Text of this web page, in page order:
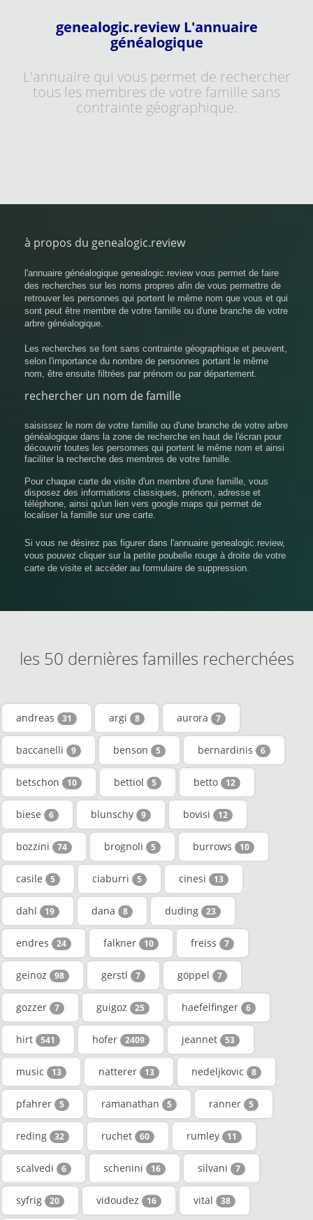
genealogic.review L'annuaire
généalogique
L'annuaire qui vous permet de rechercher
tous les membres de votre famille sans
contrainte géographique.
à propos du genealogic.review
l'annuaire généalogique genealogic.review vous permet de faire
des recherches sur les noms propres afin de vous permettre de
retrouver les personnes qui portent le même nom que vous et qui
sont peut être membre de votre famille ou d'une branche de votre
arbre généalogique.
Les recherches se font sans contrainte géographique et peuvent,
selon l'importance du nombre de personnes portant le même
nom, être ensuite filtrées par prénom ou par département.
rechercher un nom de famille
saisissez le nom de votre famille ou d'une branche de votre arbre
généalogique dans la zone de recherche en haut de l'écran pour
découvrir toutes les personnes qui portent le même nom et ainsi
faciliter la recherche des membres de votre famille.
Pour chaque carte de visite d'un membre d'une famille, vous
disposez des informations classiques, prénom, adresse et
téléphone, ainsi qu'un lien vers google maps qui permet de
localiser la famille sur une carte.
Si vous ne désirez pas figurer dans l'annuaire genealogic.review,
vous pouvez cliquer sur la petite poubelle rouge à droite de votre
carte de visite et accéder au formulaire de suppression.
les 50 dernières familles recherchées
andreas 31 argi 8 aurora 7
baccanelli 9 benson 5 bernardinis 6
betschon 10 bettiol 5 betto 12
biese 6 blunschy 9 bovisi 12
bozzini 74 brognoli 5 burrows 10
casile 5 ciaburri 5 cinesi 13
dahl 19 dana 8 duding 23
endres 24 falkner 10 freiss 7
geinoz 98 gerstl 7 göppel 7
gozzer 7 guigoz 25 haefelfinger 6
hirt 541 hofer 2409 jeannet 53
music 13 natterer 13 nedeljkovic 8
pfahrer 5 ramanathan 5 ranner 5
reding 32 ruchet 60 rumley 11
scalvedi 6 schenini 16 silvani 7
syfrig 20 vidoudez 16 vital 38